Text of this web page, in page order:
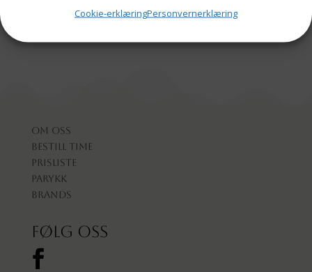
Cookie-erklæringPersonvernerklæring
Om oss
Bestill time
Prisliste
Parykk
Brands
Følg oss